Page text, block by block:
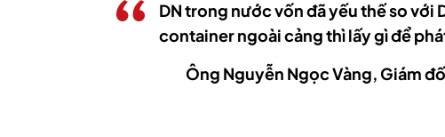
DN trong nước vốn đã yếu thế so với
container ngoài cảng thì lấy gì để
Ông Nguyễn Ngọc Vàng, Giám